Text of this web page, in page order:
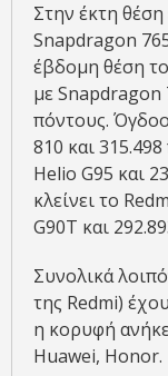
Στην έκτη θέση
Snapdragon
έβδομη θέση
με Snapdragon
πόντους.
810 και
Helio G95 και
κλείνει το
G90T και
Συνολικά
της Redmi)
η κορυφή
Huawei, Honor.